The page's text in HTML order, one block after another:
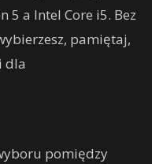
5 a Intel Core i5. Bez
pamiętaj,
dla
pomiędzy